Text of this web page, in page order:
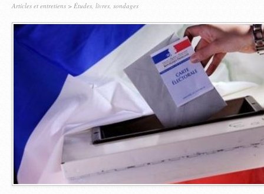
Articles et entretiens > Études, livres, sondages